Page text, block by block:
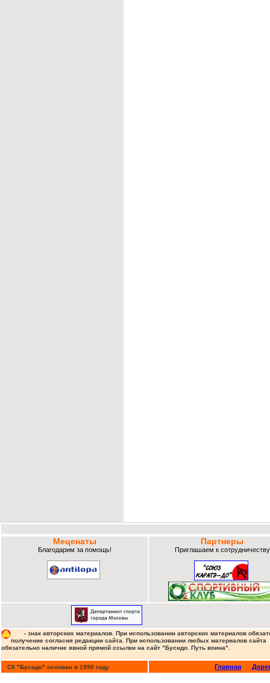
Меценаты
Благодарим за помощь!
Партнеры
Приглашаем к
- знак авторских материалов. При использовании авторских материалов
получение согласия редакции сайта. При использовании любых материалов сайта
обязательно наличие явной прямой ссылки на сайт "Бусидо. Путь воина".
СК "Бусидо" основан в 1990 году Главная